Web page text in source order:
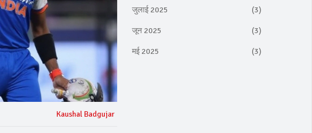
Kaushal Badgujar
जुलाई 2025 (3)
जून 2025 (3)
मई 2025 (3)